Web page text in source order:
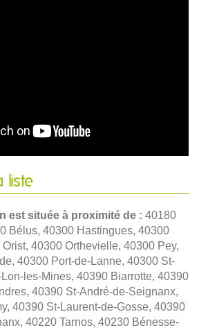
liste
est située à proximité de : 40180
Bélus, 40300 Hastingues, 40300
40300 Orthevielle, 40300 Pey,
40300 Port-de-Lanne, 40300 St-
les-Mines, 40390 Biarrotte, 40390
40390 St-André-de-Seignanx,
40390 St-Laurent-de-Gosse, 40390
40220 Tarnos, 40230 Bénesse-